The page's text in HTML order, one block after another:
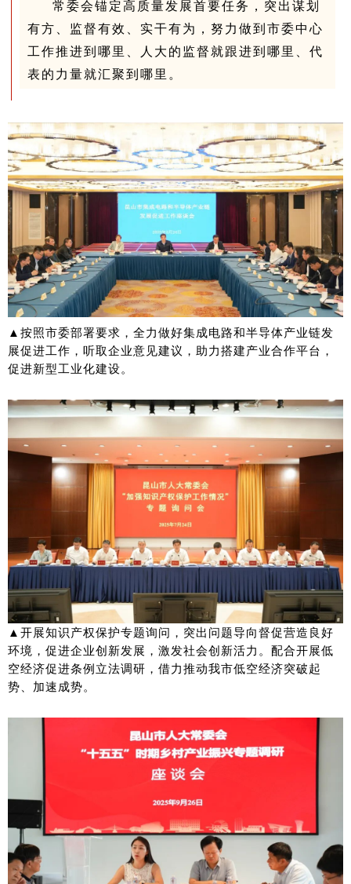
常委会锚定高质量发展首要任务，突出谋划
有方、监督有效、实干有为，努力做到市委中心
工作推进到哪里、人大的监督就跟进到哪里、代
表的力量就汇聚到哪里。
▲按照市委部署要求，全力做好集成电路和半导体产业链发
展促进工作，听取企业意见建议，助力搭建产业合作平台，
促进新型工业化建设。
▲开展知识产权保护专题询问，突出问题导向督促营造良好
环境，促进企业创新发展，激发社会创新活力。配合开展低
空经济促进条例立法调研，借力推动我市低空经济突破起
势、加速成势。